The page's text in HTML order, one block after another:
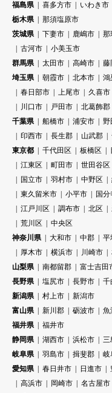
福島県
喜多方市
いわき市
栃木県
那須塩原市
茨城県
下妻市 鹿嶋市 那
古河市
小美玉市
群馬県
太田市 高崎市 藤
埼玉県
朝霞市 北本市 鴻
春日部市
上尾市 久喜市
川口市
戸田市 北葛飾郡
千葉県
船橋市 浦安市 野
印西市
長生郡 山武郡
東京都
千代田区 板橋区
江東区
町田市 世田谷区
国立市
羽村市 中野区
東久留米市
小平市 国
江戸川区
調布市 北区
荒川区
中央区
神奈川県
大和市 中郡 平
厚木市
横浜市 川崎市
山梨県
南都留郡 富士吉田
長野県
塩尻市 長野市
千
新潟県
村上市
新潟市
富山県
新川郡 砺波市
魚
福井県
福井市
静岡県
湖西市 浜松市 三
岐阜県
羽島市 揖斐郡
岐
愛知県
春日井市 日進市
高浜市
岡崎市 名古屋市